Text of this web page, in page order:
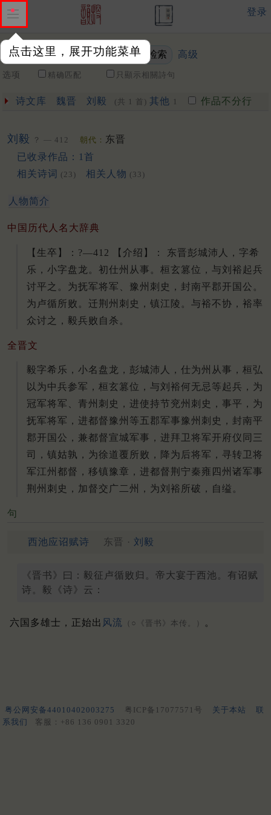
点击这里，展开功能菜单
登录
关键词 高级
选项 精确匹配 只顯示相關詩句
诗文库 魏晋 刘毅 (共 1 首) 其他 1 作品不分行
刘毅 ？ — 412 朝代： 东晋
已收录作品：1首
相关诗词 (23) 相关人物 (33)
人物简介
中国历代人名大辞典
【生卒】：?—412 【介绍】： 东晋彭城沛人，字希
乐，小字盘龙。初仕州从事。桓玄篡位，与刘裕起兵
讨平之。为抚军将军、豫州刺史，封南平郡开国公。
为卢循所败。迁荆州刺史，镇江陵。与裕不协，裕率
众讨之，毅兵败自杀。
全晋文
毅字希乐，小名盘龙，彭城沛人，仕为州从事，桓弘
以为中兵参军，桓玄篡位，与刘裕何无忌等起兵，为
冠军将军、青州刺史，进使持节兖州刺史，事平，为
抚军将军，进都督豫州等五郡军事豫州刺史，封南平
郡开国公，兼都督宣城军事，进拜卫将军开府仪同三
司，镇姑孰，为徐道覆所败，降为后将军，寻转卫将
军江州都督，移镇豫章，进都督荆宁秦雍四州诸军事
荆州刺史，加督交广二州，为刘裕所破，自缢。
句
西池应诏赋诗 东晋 · 刘毅
《晋书》曰：毅征卢循败归。帝大宴于西池。有诏赋
诗。毅《诗》云：
六国多雄士，正始出 风流 （○《晋书》本传。） 。
粤公网安备44010402003275 粤ICP备17077571号 关于本站
联
系我们
客服：+86 136 0901 3320